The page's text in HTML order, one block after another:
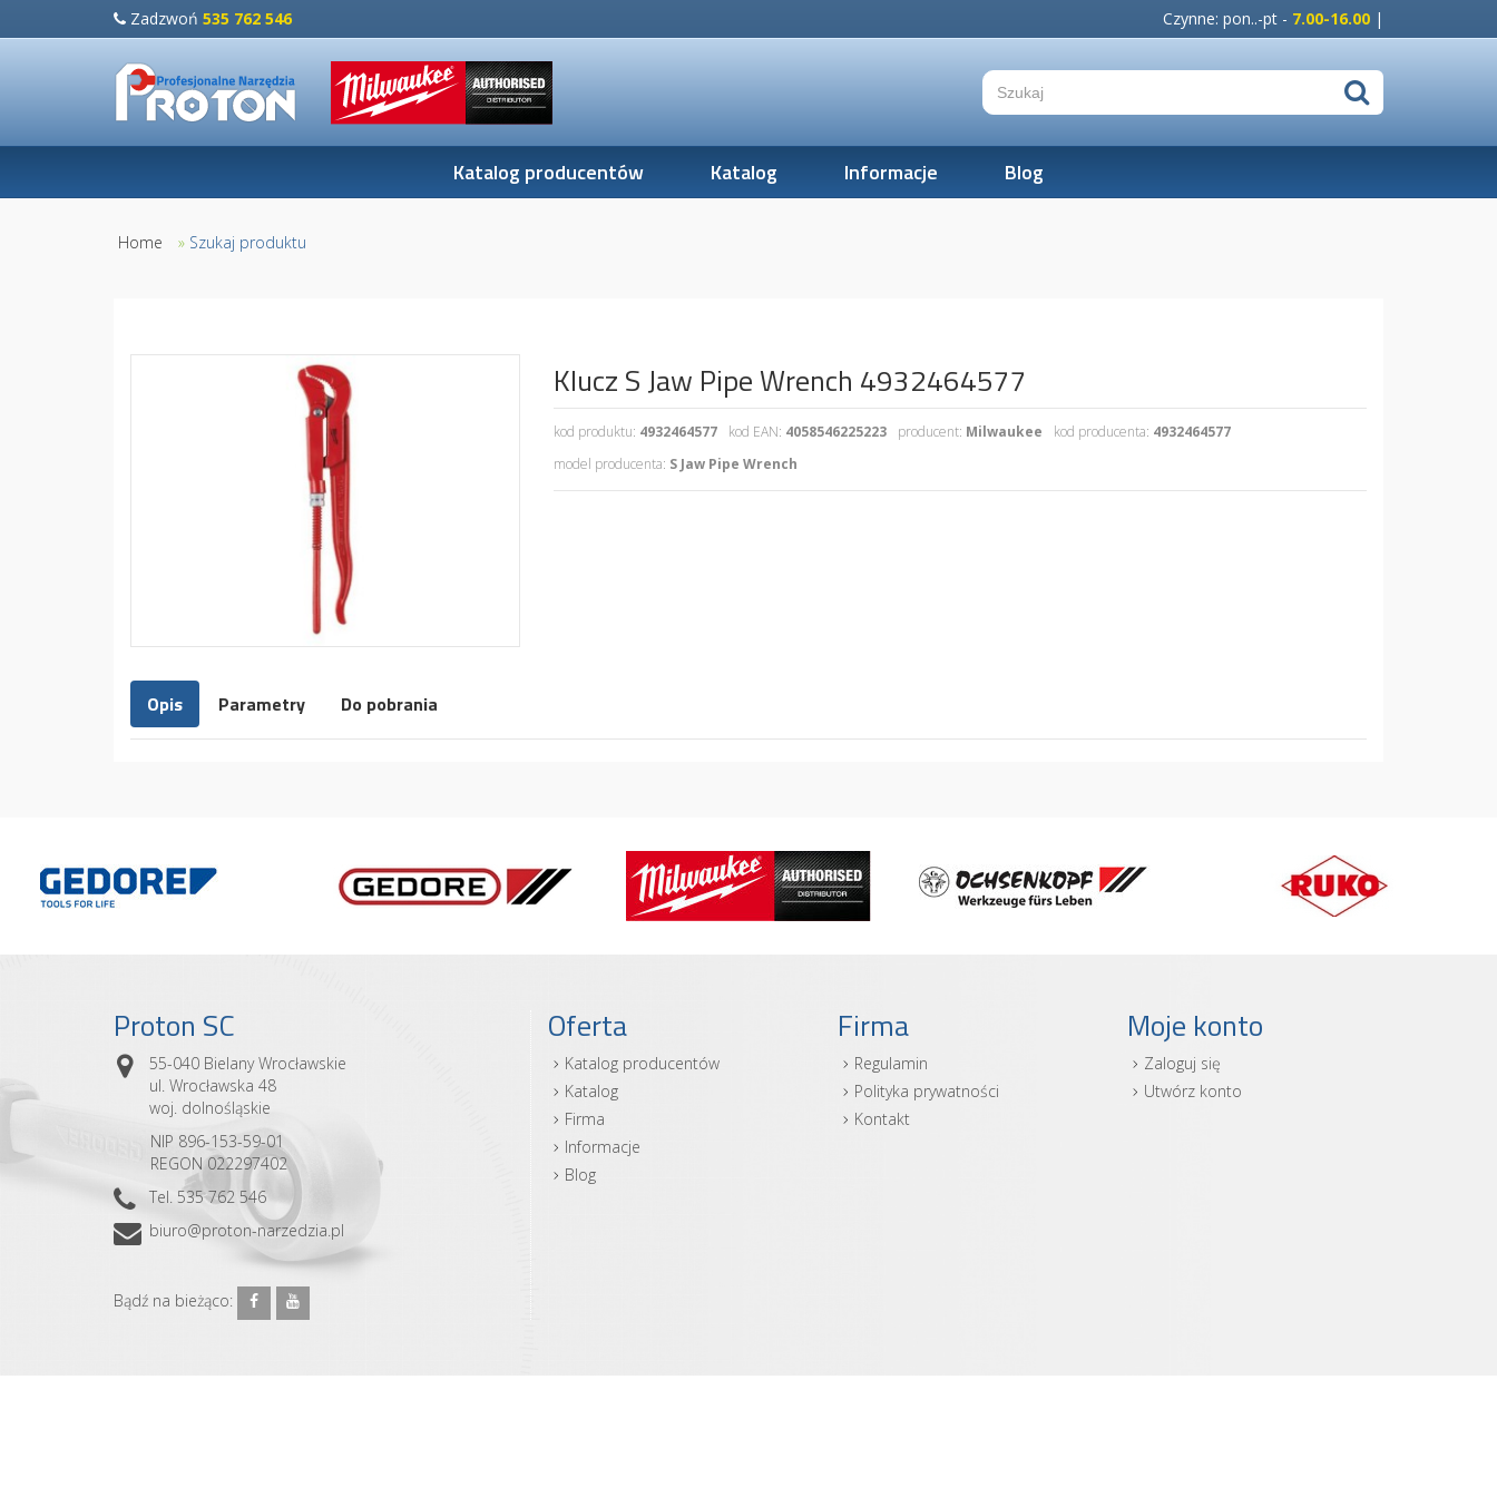
Zadzwoń 535 762 546 Czynne: pon..-pt - 7.00-16.00 |
Katalog producentów Katalog Informacje Blog
Home » Szukaj produktu
Klucz S Jaw Pipe Wrench 4932464577
kod produktu: 4932464577 kod EAN: 4058546225223 producent: Milwaukee kod producenta: 4932464577
model producenta: S Jaw Pipe Wrench
Opis Parametry Do pobrania
Proton SC
55-040 Bielany Wrocławskie
ul. Wrocławska 48
woj. dolnośląskie
NIP 896-153-59-01
REGON 022297402
Tel. 535 762 546
biuro@proton-narzedzia.pl
Bądź na bieżąco:
Oferta
Katalog producentów
Katalog
Firma
Informacje
Blog
Firma
Regulamin
Polityka prywatności
Kontakt
Moje konto
Zaloguj się
Utwórz konto